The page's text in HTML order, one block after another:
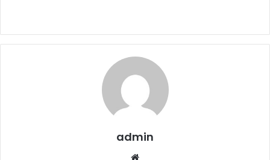
admin